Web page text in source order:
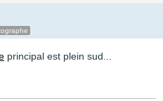
principal est plein sud...